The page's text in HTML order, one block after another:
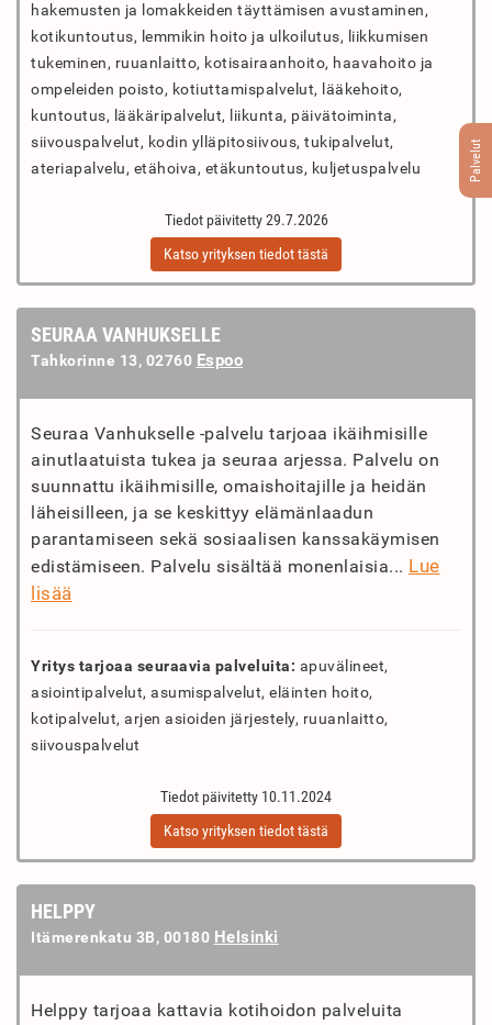
Palvelut
hakemusten ja lomakkeiden täyttämisen avustaminen,
kotikuntoutus, lemmikin hoito ja ulkoilutus, liikkumisen
tukeminen, ruuanlaitto, kotisairaanhoito, haavahoito ja
ompeleiden poisto, kotiuttamispalvelut, lääkehoito,
kuntoutus, lääkäripalvelut, liikunta, päivätoiminta,
siivouspalvelut, kodin ylläpitosiivous, tukipalvelut,
ateriapalvelu, etähoiva, etäkuntoutus, kuljetuspalvelu
Tiedot päivitetty 29.7.2026
Katso yrityksen tiedot tästä
SEURAA VANHUKSELLE
Tahkorinne 13, 02760 Espoo
Seuraa Vanhukselle -palvelu tarjoaa ikäihmisille
ainutlaatuista tukea ja seuraa arjessa. Palvelu on
suunnattu ikäihmisille, omaishoitajille ja heidän
läheisilleen, ja se keskittyy elämänlaadun
parantamiseen sekä sosiaalisen kanssakäymisen
edistämiseen. Palvelu sisältää monenlaisia... Lue
lisää
Yritys tarjoaa seuraavia palveluita: apuvälineet,
asiointipalvelut, asumispalvelut, eläinten hoito,
kotipalvelut, arjen asioiden järjestely, ruuanlaitto,
siivouspalvelut
Tiedot päivitetty 10.11.2024
Katso yrityksen tiedot tästä
HELPPY
Itämerenkatu 3B, 00180 Helsinki
Helppy tarjoaa kattavia kotihoidon palveluita